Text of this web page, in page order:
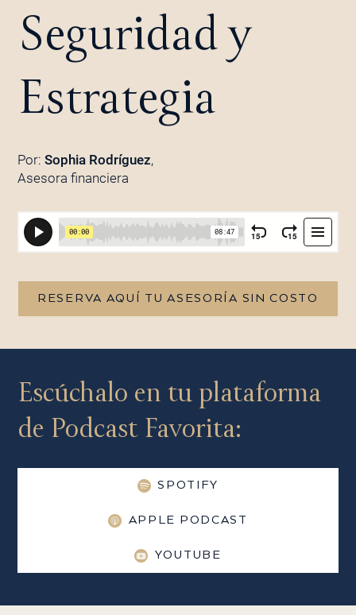
Seguridad y
Estrategia
Por: Sophia Rodríguez,
Asesora financiera
RESERVA AQUÍ TU ASESORÍA SIN COSTO
Escúchalo en tu plataforma
de Podcast Favorita:
SPOTIFY
APPLE PODCAST
YOUTUBE